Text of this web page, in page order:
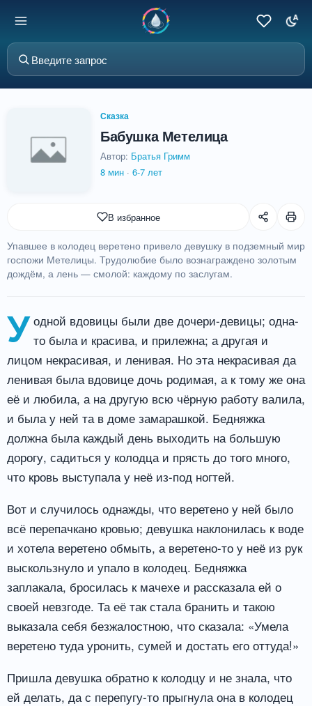
Сказка
Бабушка Метелица
Автор: Братья Гримм
8 мин · 6-7 лет
Упавшее в колодец веретено привело девушку в подземный мир
госпожи Метелицы. Трудолюбие было вознаграждено золотым
дождём, а лень — смолой: каждому по заслугам.
В избранное
У одной вдовицы были две дочери-девицы; одна-
то была и красива, и прилежна; а другая и
лицом некрасивая, и ленивая. Но эта некрасивая да
ленивая была вдовице дочь родимая, а к тому же она
её и любила, а на другую всю чёрную работу валила,
и была у ней та в доме замарашкой. Бедняжка
должна была каждый день выходить на большую
дорогу, садиться у колодца и прясть до того много,
что кровь выступала у неё из-под ногтей.
Вот и случилось однажды, что веретено у ней было
всё перепачкано кровью; девушка наклонилась к воде
и хотела веретено обмыть, а веретено-то у неё из рук
выскользнуло и упало в колодец. Бедняжка
заплакала, бросилась к мачехе и рассказала ей о
своей невзгоде. Та её так стала бранить и такою
выказала себя безжалостною, что сказала: «Умела
веретено туда уронить, сумей и достать его оттуда!»
Пришла девушка обратно к колодцу и не знала, что
ей делать, да с перепугу-то прыгнула она в колодец